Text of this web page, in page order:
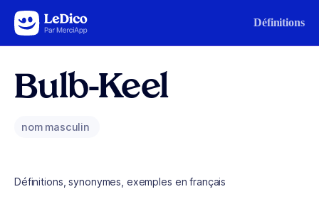
Aller au contenu Définitions
Bulb-Keel
nom masculin
Définitions, synonymes, exemples en français